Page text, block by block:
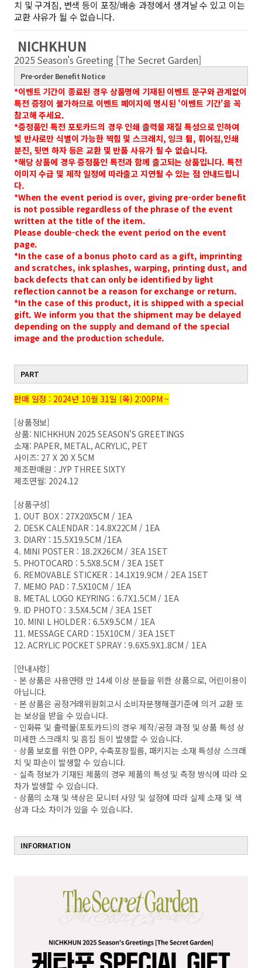
치 및 구겨짐, 변색 등이 포장/배송 과정에서 생겨날 수 있고 이는
교환 사유가 될 수 없습니다.
NICHKHUN
2025 Season's Greeting [The Secret Garden]
Pre-order Benefit Notice
*이벤트 기간이 종료된 경우 상품명에 기재된 이벤트 문구와 관계없이
특전 증정이 불가하므로 이벤트 페이지에 명시된 '이벤트 기간'을 꼭
참고해 주세요.
*증정품인 특전 포토카드의 경우 인쇄 출력물 재질 특성으로 인하여
빛 반사로만 식별이 가능한 찍힘 및 스크래치, 잉크 튐, 휘어짐,인쇄
분진, 뒷면 하자 등은 교환 및 반품 사유가 될 수 없습니다.
*해당 상품에 경우 증정품인 특전과 함께 출고되는 상품입니다.특전
이미지 수급 및 제작 일정에 따라출고 지연될 수 있는 점 안내드립니
다.
*When the event period is over, giving pre-order benefit
is not possible regardless of the phrase of the event
written at the title of the item.
Please double-check the event period on the event
page.
*In the case of a bonus photo card as a gift, imprinting
and scratches, ink splashes, warping, printing dust, and
back defects that can only be identified by light
reflection cannot be a reason for exchange or return.
*In the case of this product, it is shipped with a special
gift. We inform you that the shipment may be delayed
depending on the supply and demand of the special
image and the production schedule.
PART
판매 일정 : 2024년 10월 31일 (목) 2:00PM ~
[상품정보]
상품: NICHKHUN 2025 SEASON'S GREETINGS
소재: PAPER, METAL, ACRYLIC, PET
사이즈: 27 X 20 X 5CM
제조판매원 : JYP THREE SIXTY
제조연월: 2024.12
[상품구성]
1. OUT BOX : 27X20X5CM / 1EA
2. DESK CALENDAR : 14.8X22CM / 1EA
3. DIARY : 15.5X19.5CM /1EA
4. MINI POSTER : 18.2X26CM / 3EA 1SET
5. PHOTOCARD : 5.5X8.5CM / 3EA 1SET
6. REMOVABLE STICKER : 14.1X19.9CM / 2EA 1SET
7. MEMO PAD : 7.5X10CM / 1EA
8. METAL LOGO KEYRING : 6.7X1.5CM / 1EA
9. ID PHOTO : 3.5X4.5CM / 3EA 1SET
10. MINI L HOLDER : 6.5X9.5CM / 1EA
11. MESSAGE CARD : 15X10CM / 3EA 1SET
12. ACRYLIC POCKET SPRAY : 9.6X5.9X1.8CM / 1EA
[안내사항]
- 본 상품은 사용연령 만 14세 이상 분들을 위한 상품으로, 어린이용이
아닙니다.
- 본 상품은 공정거래위원회고시 소비자분쟁해결기준에 의거 교환 또
는 보상을 받을 수 있습니다.
- 인화류 및 출력물(포토카드)의 경우 제작/공정 과정 및 상품 특성 상
미세한 스크래치 및 흠집 등이 발생할 수 있습니다.
- 상품 보호를 위한 OPP, 수축포장필름, 패키지는 소재 특성상 스크래
치 및 파손이 발생할 수 있습니다.
- 실측 정보가 기재된 제품의 경우 제품의 특성 및 측정 방식에 따라 오
차가 발생할 수 있습니다.
- 상품의 소재 및 색상은 모니터 사양 및 설정에 따라 실제 소재 및 색
상과 다소 차이가 있을 수 있습니다.
INFORMATION